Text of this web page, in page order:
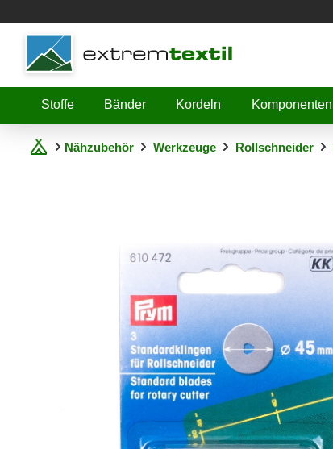
Shopware
Stoffe
Bänder Kordeln Komponenten
Nähzubehör Werkzeuge Rollschneider